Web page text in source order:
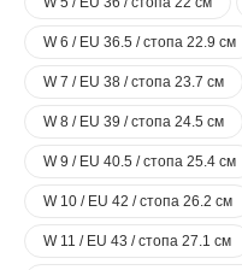
W 6 / EU 36.5 / стопа 22.9 см
W 7 / EU 38 / стопа 23.7 см
W 8 / EU 39 / стопа 24.5 см
W 9 / EU 40.5 / стопа 25.4 см
W 10 / EU 42 / стопа 26.2 см
W 11 / EU 43 / стопа 27.1 см